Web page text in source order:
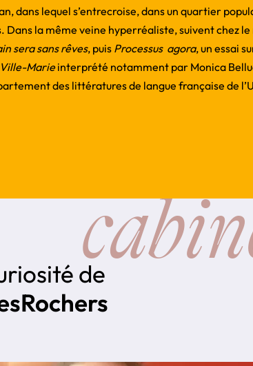
dans lequel s’entrecroise, dans un quartier
Dans la même veine hyperréaliste, suivent chez
sera sans rêves, puis Processus agora, un essai
Ville-Marieinterprété notamment par Monica
des littératures de langue française de
de